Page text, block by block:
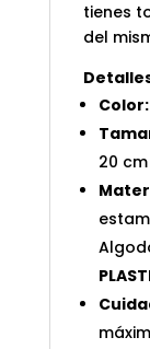
tienes
del
Color:
20